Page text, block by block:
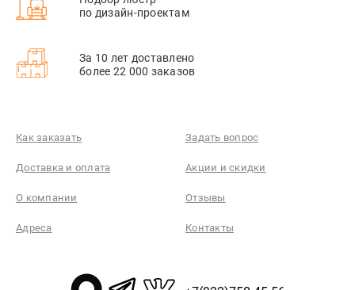
по дизайн-проектам
За 10 лет доставлено
более 22 000 заказов
Как заказать Задать вопрос
Доставка и оплата Акции и скидки
О компании Отзывы
Адреса Контакты